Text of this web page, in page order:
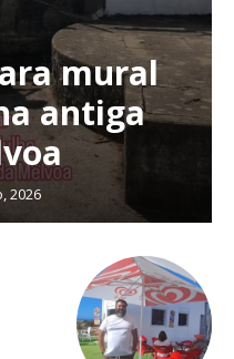
ajude-nos a manter este serviço
mural
antiga
2026